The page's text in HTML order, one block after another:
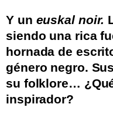
Y un euskal noir.
siendo una rica
hornada de
género negro.
su folklore…
inspirador?